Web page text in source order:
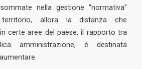
nella gestione “normativa”
territorio, allora la distanza che
certe aree del paese, il rapporto tra
amministrazione, è destinata